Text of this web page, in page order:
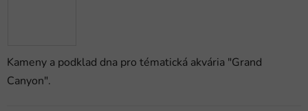
Kameny a podklad dna pro tématická akvária "Grand
Canyon".